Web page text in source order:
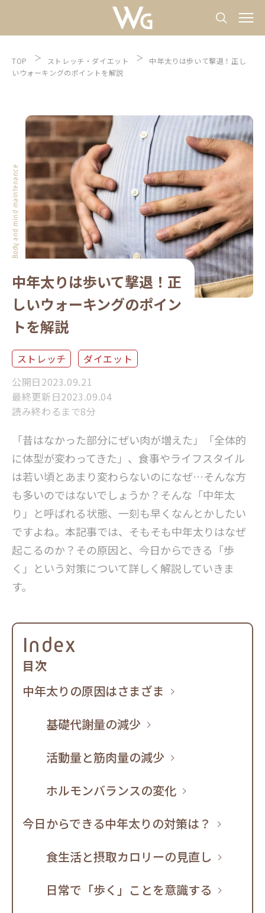
TOP ストレッチ ダイエット
中年太りは歩いて撃退！正し
いウォーキングのポイントを解説
Body and mind maintenance
中年太りは歩いて撃退！正
しいウォーキングのポイン
トを解説
ストレッチ
ダイエット
公開日2023.09.21
最終更新日2023.09.04
読み終わるまで8分
「昔はなかった部分にぜい肉が増えた」「全体的
に体型が変わってきた」、食事やライフスタイル
は若い頃とあまり変わらないのになぜ…そんな方
も多いのではないでしょうか？そんな「中年太
り」と呼ばれる状態、一刻も早くなんとかしたい
ですよね。本記事では、そもそも中年太りはなぜ
起こるのか？その原因と、今日からできる「歩
く」という対策について詳しく解説していきま
す。
Index
目次
中年太りの原因はさまざま
基礎代謝量の減少
活動量と筋肉量の減少
ホルモンバランスの変化
今日からできる中年太りの対策は？
食生活と摂取カロリーの見直し
日常で「歩く」ことを意識する